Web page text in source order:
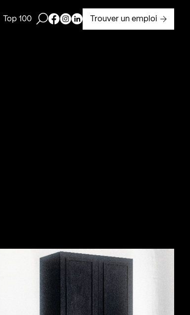
Top 100 Ouvrir la barre de recherche
Page Facebook de Kollectif
Page Instagram de Kollectif
Page Linkedin de Kollectif
Trouver un emploi